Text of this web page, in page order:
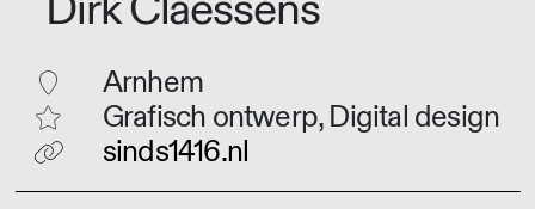
Arnhem
Grafisch ontwerp, Digital design
sinds1416.nl